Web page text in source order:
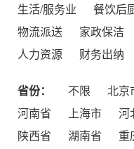
生活/服务业
餐饮后
物流派送
家政保洁
人力资源
财务出纳
省份： 不限 北京
河南省
上海市 河
陕西省
湖南省 重